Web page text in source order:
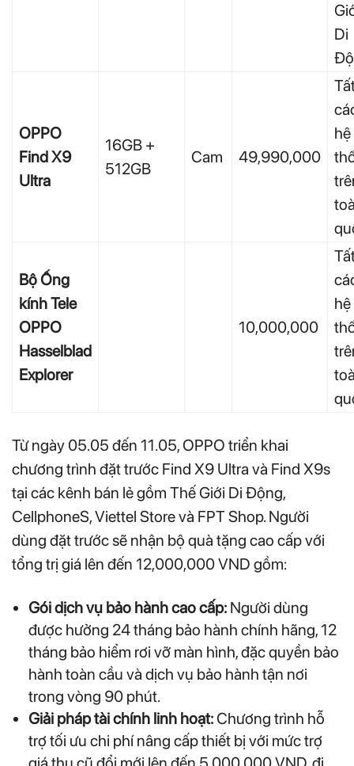
Di
OPPO
Find X9
Ultra
16GB +
512GB
Cam 49,990,000
hệ
Bộ Ống
kính Tele
OPPO
Hasselblad
Explorer
10,000,000
hệ
Từ ngày 05.05 đến 11.05, OPPO triển khai
chương trình đặt trước Find X9 Ultra và Find X9s
tại các kênh bán lẻ gồm Thế Giới Di Động,
CellphoneS, Viettel Store và FPT Shop. Người
dùng đặt trước sẽ nhận bộ quà tặng cao cấp với
tổng trị giá lên đến 12,000,000 VND gồm:
Gói dịch vụ bảo hành cao cấp: Người dùng
được hưởng 24 tháng bảo hành chính hãng, 12
tháng bảo hiểm rơi vỡ màn hình, đặc quyền bảo
hành toàn cầu và dịch vụ bảo hành tận nơi
trong vòng 90 phút.
Giải pháp tài chính linh hoạt:Chương trình hỗ
trợ tối ưu chi phí nâng cấp thiết bị với mức trợ